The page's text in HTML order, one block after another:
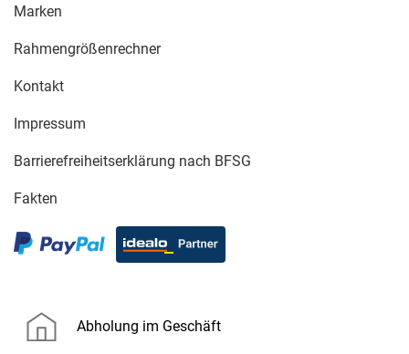
Marken
Rahmengrößenrechner
Kontakt
Impressum
Barrierefreiheitserklärung nach BFSG
Fakten
Abholung im Geschäft